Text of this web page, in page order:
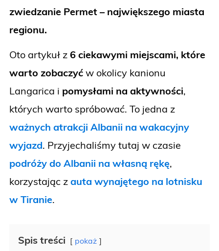
zwiedzanie Permet – największego miasta
regionu.
Oto artykuł z 6 ciekawymi miejscami, które
warto zobaczyć w okolicy kanionu
Langarica i pomysłami na aktywności,
których warto spróbować. To jedna z
ważnych atrakcji Albanii na wakacyjny
wyjazd. Przyjechaliśmy tutaj w czasie
podróży do Albanii na własną rękę,
korzystając z auta wynajętego na lotnisku
w Tiranie.
Spis treści pokaż